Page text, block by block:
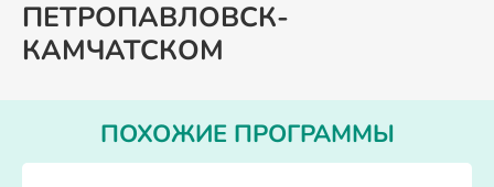
ПЕТРОПАВЛОВСК-
КАМЧАТСКОМ
ПОХОЖИЕ ПРОГРАММЫ